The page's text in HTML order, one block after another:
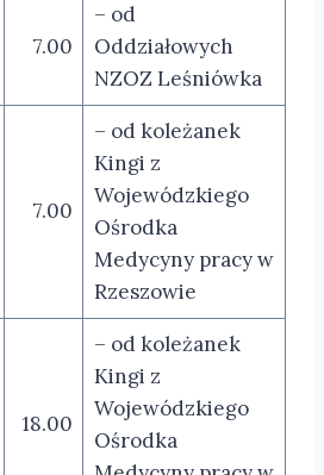
7.00
– od
Oddziałowych
NZOZ Leśniówka
7.00
– od koleżanek
Kingi z
Wojewódzkiego
Ośrodka
Medycyny pracy w
Rzeszowie
18.00
– od koleżanek
Kingi z
Wojewódzkiego
Ośrodka